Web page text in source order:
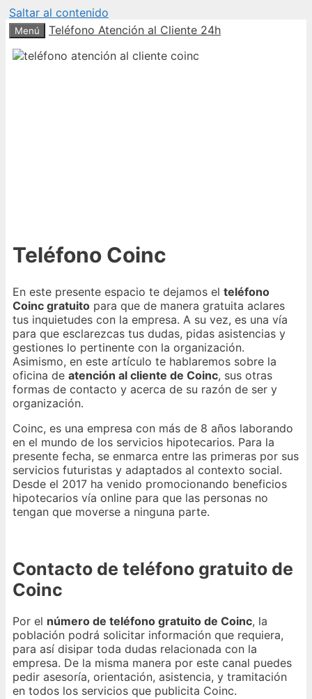
Saltar al contenido
Menú Teléfono Atención al Cliente 24h
Teléfono Coinc
En este presente espacio te dejamos el teléfono
Coinc gratuito para que de manera gratuita aclares
tus inquietudes con la empresa. A su vez, es una vía
para que esclarezcas tus dudas, pidas asistencias y
gestiones lo pertinente con la organización.
Asimismo, en este artículo te hablaremos sobre la
oficina de atención al cliente de Coinc, sus otras
formas de contacto y acerca de su razón de ser y
organización.
Coinc, es una empresa con más de 8 años laborando
en el mundo de los servicios hipotecarios. Para la
presente fecha, se enmarca entre las primeras por sus
servicios futuristas y adaptados al contexto social.
Desde el 2017 ha venido promocionando beneficios
hipotecarios vía online para que las personas no
tengan que moverse a ninguna parte.
Contacto de teléfono gratuito de
Coinc
Por el número de teléfono gratuito de Coinc, la
población podrá solicitar información que requiera,
para así disipar toda dudas relacionada con la
empresa. De la misma manera por este canal puedes
pedir asesoría, orientación, asistencia, y tramitación
en todos los servicios que publicita Coinc.